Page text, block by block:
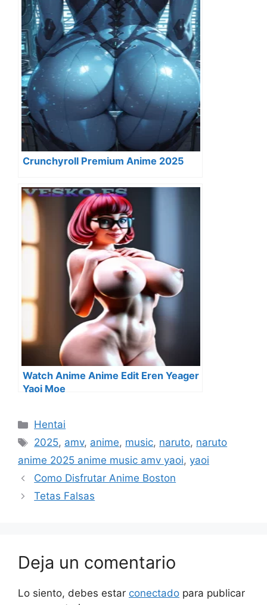
Crunchyroll Premium Anime 2025
Watch Anime Anime Edit Eren Yeager
Yaoi Moe
Categorías
Hentai
Etiquetas
2025, amv, anime, music, naruto, naruto
anime 2025 anime music amv yaoi, yaoi
Como Disfrutar Anime Boston
Tetas Falsas
Deja un comentario
Lo siento, debes estar conectado para publicar